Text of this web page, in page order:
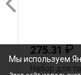
275.31 ₽
Набор для
Мы используем